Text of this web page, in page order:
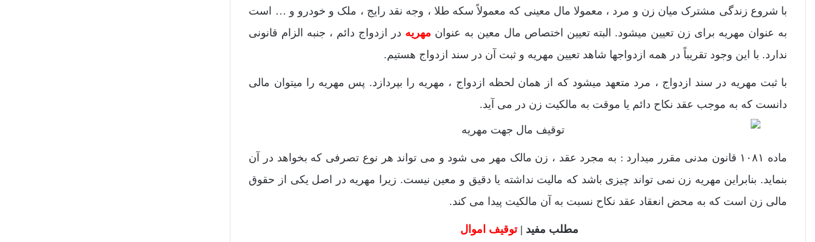
با شروع زندگی مشترک میان زن و مرد ، معمولا مال معینی که معمولاً سکه طلا ، وجه نقد رایج ، ملک و خودرو و … است
به عنوان مهریه برای زن تعیین میشود. البته تعیین اختصاص مال معین به عنوان مهریه در ازدواج دائم ، جنبه الزام قانونی
ندارد. با این وجود تقریباً در همه ازدواجها شاهد تعیین مهریه و ثبت آن در سند ازدواج هستیم.
با ثبت مهریه در سند ازدواج ، مرد متعهد میشود که از همان لحظه ازدواج ، مهریه را بپردازد. پس مهریه را میتوان مالی
دانست که به موجب عقد نکاح دائم یا موقت به مالکیت زن در می آید.
ماده ۱۰۸۱ قانون مدنی مقرر میدارد : به مجرد عقد ، زن مالک مهر می شود و می تواند هر نوع تصرفی که بخواهد در آن
بنماید. بنابراین مهریه زن نمی تواند چیزی باشد که مالیت نداشته یا دقیق و معین نیست. زیرا مهریه در اصل یکی از حقوق
مالی زن است که به محض انعقاد عقد نکاح نسبت به آن مالکیت پیدا می کند.
مطلب مفید |توقیف اموال